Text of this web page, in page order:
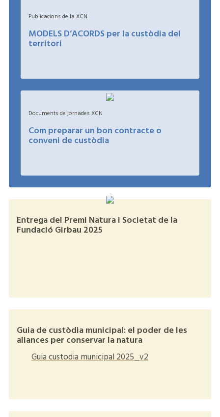
Publicacions de la XCN
MODELS D’ACORDS per la custòdia del
territori
Documents de jornades XCN
Com preparar un bon contracte o
conveni de custòdia
Entrega del Premi Natura i Societat de la
Fundació Girbau 2025
Guia de custòdia municipal: el poder de les
aliances per conservar la natura
Guia custodia municipal 2025_v2